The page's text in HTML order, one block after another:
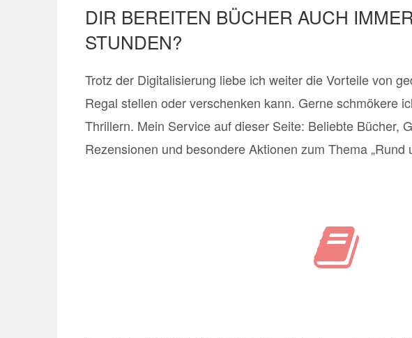
DIR BEREITEN BÜCHER AUCH
STUNDEN?
Trotz der Digitalisierung liebe ich weiter die Vorteile von
Regal stellen oder verschenken kann. Gerne schmökere
Thrillern. Mein Service auf dieser Seite: Beliebte Bücher,
Rezensionen und besondere Aktionen zum Thema „Rund